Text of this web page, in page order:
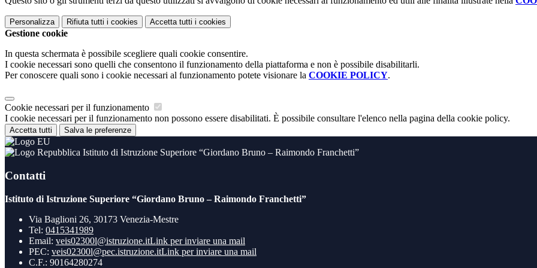
Personalizza Rifiuta tutti i cookies Accetta tutti i cookies
Gestione cookie
In questa schermata è possibile scegliere quali cookie consentire.
I cookie necessari sono quelli che consentono il funzionamento della piattaforma e non è possibile disabilitarli.
Per conoscere quali sono i cookie necessari al funzionamento potete visionare la COOKIE POLICY.
Cookie necessari per il funzionamento
I cookie necessari per il funzionamento non possono essere disabilitati. È possibile consultare l'elenco nella pagina della cookie policy.
Accetta tutti Salva le preferenze
Istituto di Istruzione Superiore “Giordano Bruno – Raimondo Franchetti”
Contatti
Istituto di Istruzione Superiore “Giordano Bruno – Raimondo Franchetti”
Via Baglioni 26, 30173 Venezia-Mestre
Tel: 0415341989
Email: veis02300l@istruzione.itLink per inviare una mail
PEC: veis02300l@pec.istruzione.itLink per inviare una mail
C.F.: 90164280274